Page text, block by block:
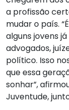
a profissão
mudar o país.
alguns jovens
advogados,
político. Isso
que essa
sonhar”,
Juventude,